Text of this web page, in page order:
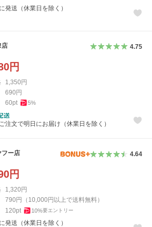
発送（休業日を除く）
店 4.75
円
1,350円
690円
60pt 5%
注文で明日にお届け（休業日を除く）
フー店 4.64
円
1,320 円
790 円 （ 10,000 円以上で送料無料）
120pt 10%要エントリー
発送（休業日を除く）